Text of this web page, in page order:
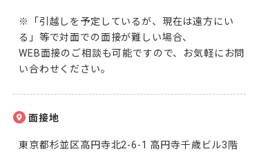
※「引越しを予定しているが、現在は遠方にい
る」等で対面での面接が難しい場合、
WEB面接のご相談も可能ですので、お気軽にお問
い合わせください。
面接地
東京都杉並区高円寺北2-6-1 高円寺千歳ビル3階